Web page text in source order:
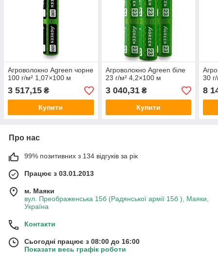
Агроволокно Agreen чорне
100 г/м² 1,07×100 м
3 517,15 ₴
Купити
Агроволокно Agreen біле
23 г/м² 4,2×100 м
3 040,31₴
Купити
30
8
Про нас
99% позитивних з 134 відгуків за рік
Працює з 03.01.2013
м. Маяки
вул. Преображенська 15б (Радянської армії 15б ), Маяки,
Україна
Контакти
Сьогодні працює з 08:00 до 16:00
Показати весь графік роботи